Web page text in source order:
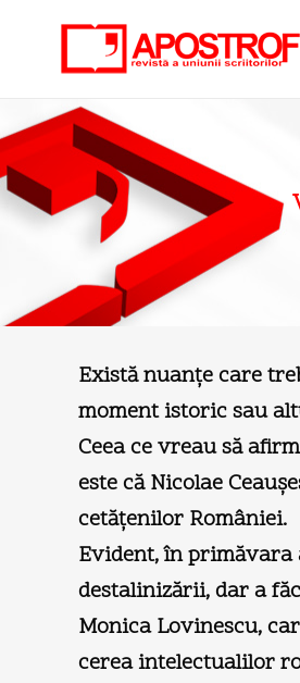
Există nuanţe care
moment istoric sau
Ceea ce vreau să
este că Nicolae
cetăţenilor României.
Evident, în primăvara
destalinizării, dar a
Monica Lovinescu,
cerea intelectualilor